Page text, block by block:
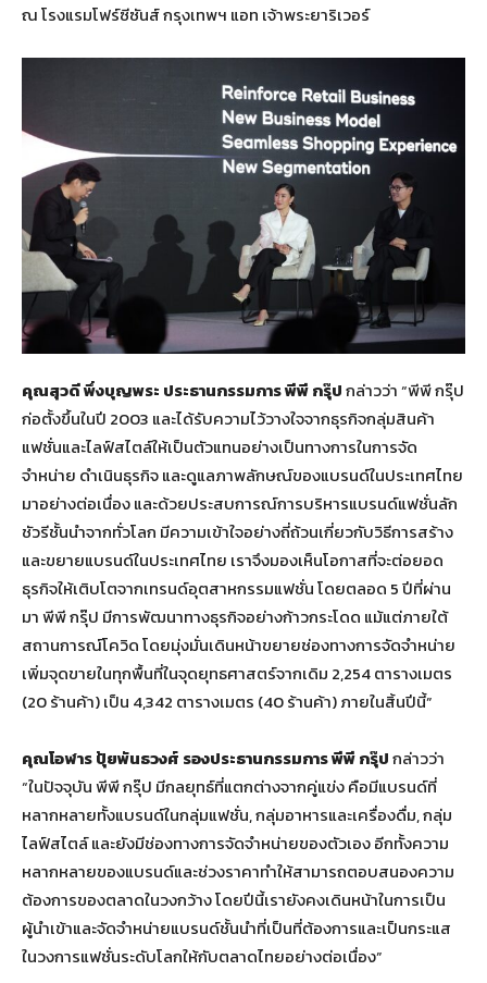
ณ โรงแรมโฟร์ซีซันส์ กรุงเทพฯ แอท เจ้าพระยาริเวอร์
คุณสุวดี พึ่งบุญพระ ประธานกรรมการ พีพี กรุ๊ปกล่าวว่า “พีพี กรุ๊ป
ก่อตั้งขึ้นในปี 2003 และได้รับความไว้วางใจจากธุรกิจกลุ่มสินค้า
แฟชั่นและไลฟ์สไตล์ให้เป็นตัวแทนอย่างเป็นทางการในการจัด
จำหน่าย ดำเนินธุรกิจ และดูแลภาพลักษณ์ของแบรนด์ในประเทศไทย
มาอย่างต่อเนื่อง และด้วยประสบการณ์การบริหารแบรนด์แฟชั่นลัก
ชัวรีชั้นนำจากทั่วโลก มีความเข้าใจอย่างถี่ถ้วนเกี่ยวกับวิธีการสร้าง
และขยายแบรนด์ในประเทศไทย เราจึงมองเห็นโอกาสที่จะต่อยอด
ธุรกิจให้เติบโตจากเทรนด์อุตสาหกรรมแฟชั่น โดยตลอด 5 ปีที่ผ่าน
มา พีพี กรุ๊ป มีการพัฒนาทางธุรกิจอย่างก้าวกระโดด แม้แต่ภายใต้
สถานการณ์โควิด โดยมุ่งมั่นเดินหน้าขยายช่องทางการจัดจำหน่าย
เพิ่มจุดขายในทุกพื้นที่ในจุดยุทธศาสตร์จากเดิม 2,254 ตารางเมตร
(20 ร้านค้า) เป็น 4,342 ตารางเมตร (40 ร้านค้า) ภายในสิ้นปีนี้”
คุณโอฬาร ปุ้ยพันธวงศ์ รองประธานกรรมการ พีพี กรุ๊ปกล่าวว่า
“ในปัจจุบัน พีพี กรุ๊ป มีกลยุทธ์ที่แตกต่างจากคู่แข่ง คือมีแบรนด์ที่
หลากหลายทั้งแบรนด์ในกลุ่มแฟชั่น, กลุ่มอาหารและเครื่องดื่ม, กลุ่ม
ไลฟ์สไตล์ และยังมีช่องทางการจัดจำหน่ายของตัวเอง อีกทั้งความ
หลากหลายของแบรนด์และช่วงราคาทำให้สามารถตอบสนองความ
ต้องการของตลาดในวงกว้าง โดยปีนี้เรายังคงเดินหน้าในการเป็น
ผู้นำเข้าและจัดจำหน่ายแบรนด์ชั้นนำที่เป็นที่ต้องการและเป็นกระแส
ในวงการแฟชั่นระดับโลกให้กับตลาดไทยอย่างต่อเนื่อง”